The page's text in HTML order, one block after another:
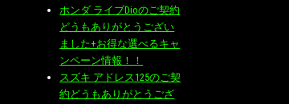
ホンダ ライブDioのご契約
どうもありがとうござい
ました+お得な選べるキャ
ンペーン情報！！
スズキ アドレス125のご契
約どうもありがとうござ